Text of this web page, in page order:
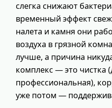
слегка снижают
временный эффект
налета и камня они
воздуха в грязной
лучше, а причина
комплекс — это чистка
профессиональная),
уже потом —